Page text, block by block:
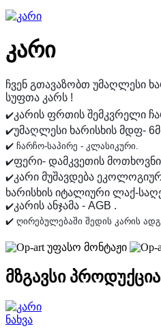
კარი
ჩვენ გთავაზობთ უმაღლესი
სუფთა კარს !
✔️კარის ფრთის შემკვრელი
✔️უმაღლესი ხარისხის მდფ-
✔️ ჩარჩო-საპირე - კლასიკური.
✔️ფერი- დამკვეთის
✔️კარი მუშავდება
ხარისხის იტალიური ლაქ-
✔️კარის ანჯამა - AGB .
✔️ ღირებულებაში შედის კარის
უფასო მონტაჟი
მზგავსი პროდუქცია
ნახვა